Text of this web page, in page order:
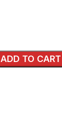
ADD TO CART